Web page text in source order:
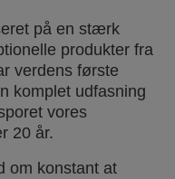
på en stærk
produkter fra
verdens første
komplet udfasning
vores
20 år.
om konstant at